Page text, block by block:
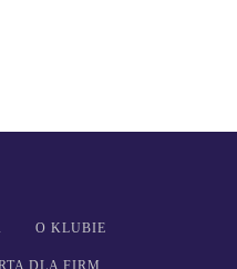
O KLUBIE
DLA FIRM